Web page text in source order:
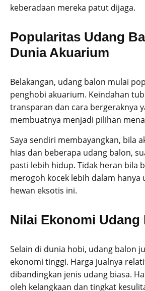
keberadaan mereka patut dijaga.
Popularitas Udang
Dunia Akuarium
Belakangan, udang balon mulai
penghobi akuarium. Keindahan
transparan dan cara bergeraknya
membuatnya menjadi pilihan
Saya sendiri membayangkan, bila
hias dan beberapa udang balon,
pasti lebih hidup. Tidak heran bila
merogoh kocek lebih dalam hanya
hewan eksotis ini.
Nilai Ekonomi Udang
Selain di dunia hobi, udang balon
ekonomi tinggi. Harga jualnya
dibandingkan jenis udang biasa.
oleh kelangkaan dan tingkat